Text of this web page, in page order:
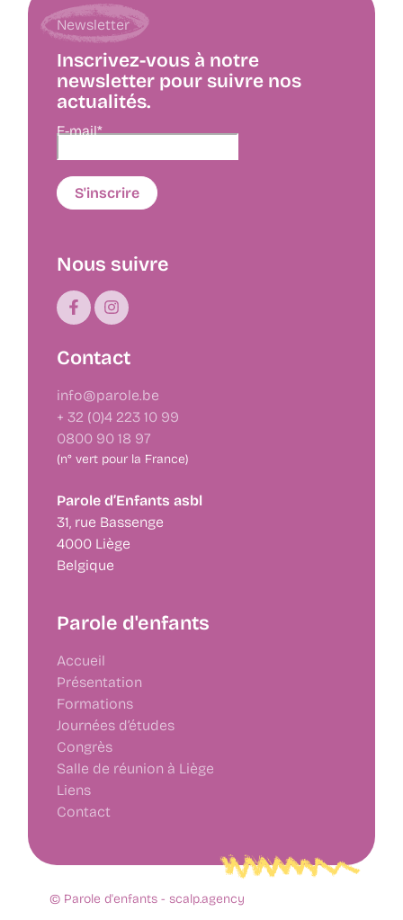
Newsletter
Inscrivez-vous à notre
newsletter pour suivre nos
actualités.
E-mail*
Nous suivre
Contact
info@parole.be
+ 32 (0)4 223 10 99
0800 90 18 97
(n° vert pour la France)
Parole d’Enfants asbl
31, rue Bassenge
4000 Liège
Belgique
Parole d'enfants
Accueil
Présentation
Formations
Journées d’études
Congrès
Salle de réunion à Liège
Liens
Contact
© Parole d'enfants -scalp.agency